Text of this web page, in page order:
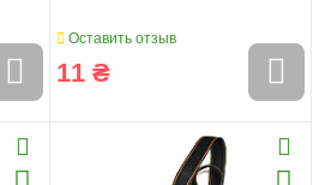
Оставить отзыв
11 ₴